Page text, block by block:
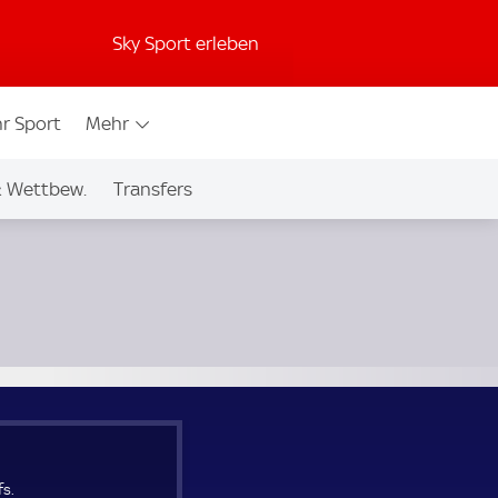
Sky Sport erleben
Sport Mehr
Wettbew. Transfers